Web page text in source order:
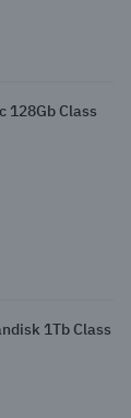
128Gb Class
1Tb Class